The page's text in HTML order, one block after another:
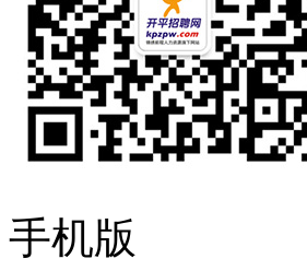
手机版